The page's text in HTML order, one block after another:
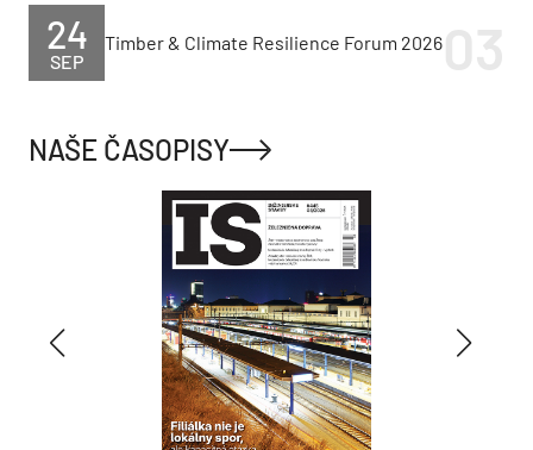
SEP
24 Timber & Climate Resilience Forum 2026
NAŠE ČASOPISY